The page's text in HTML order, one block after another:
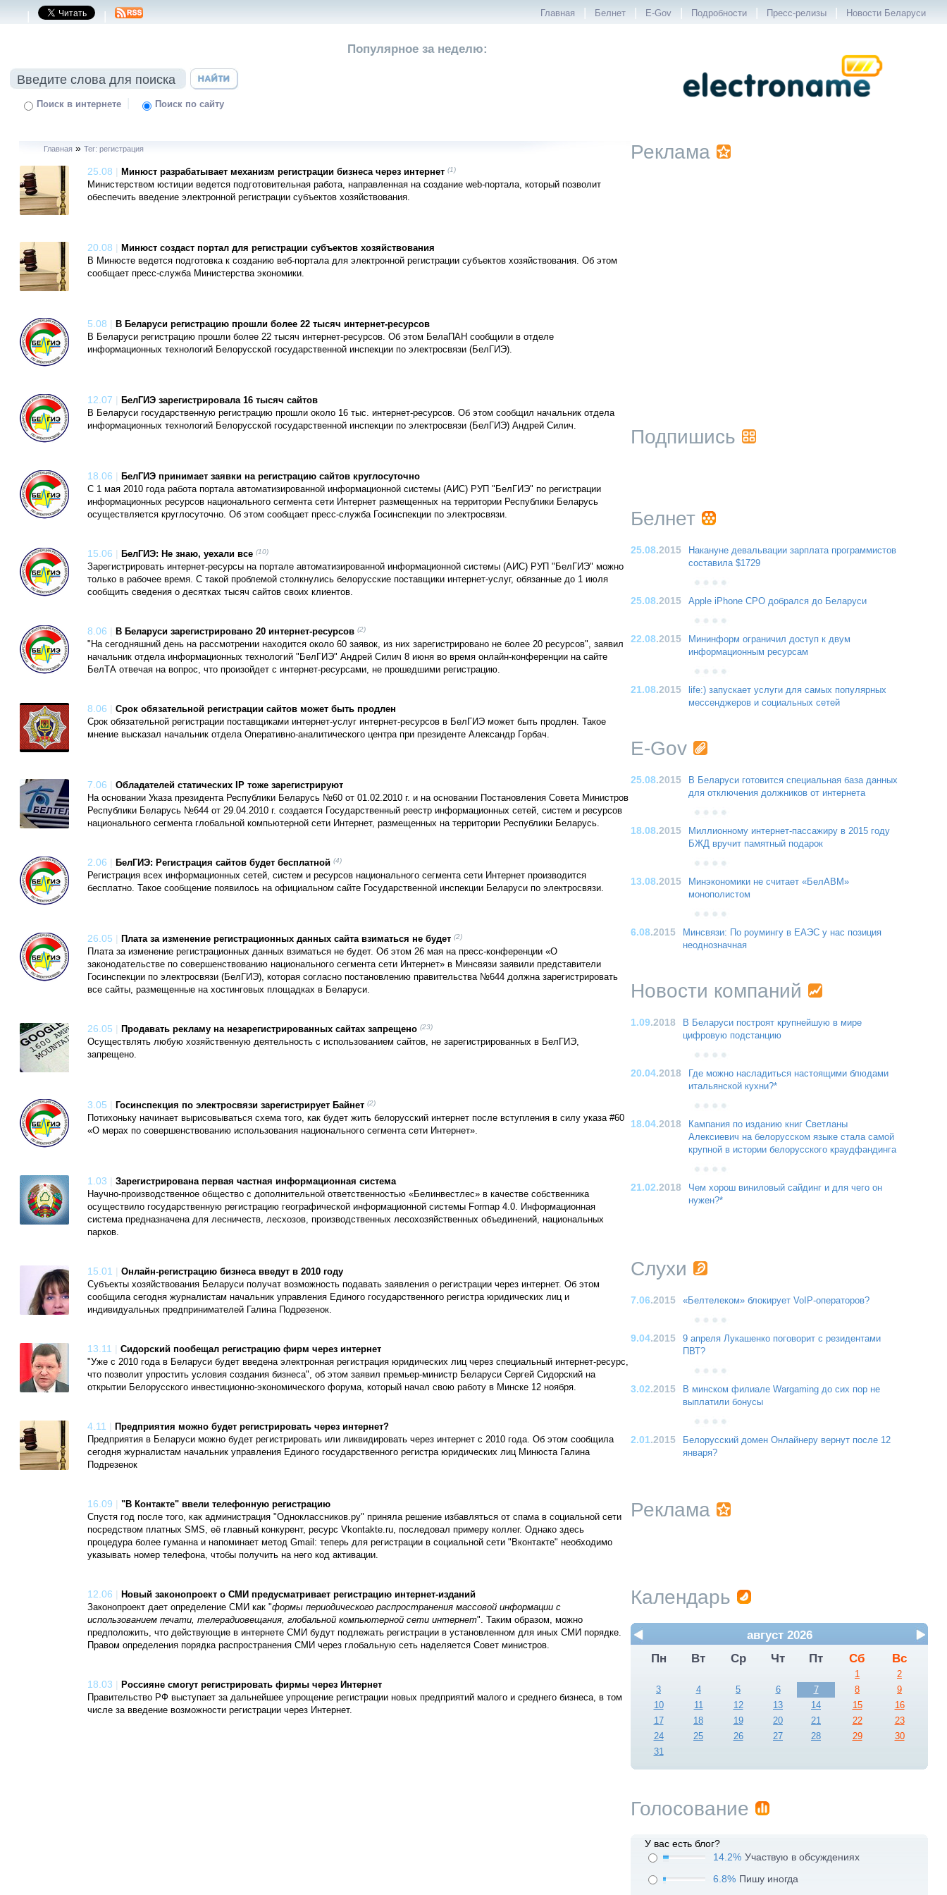
| | Главная | Белнет | E-Gov | Подробности | Пресс-релизы | Новости Беларуси
Поиск в интернете | Поиск по сайту
Популярное за неделю:
Главная » Тег: регистрация
25.08 | Минюст разрабатывает механизм регистрации бизнеса через интернет (1)
Министерством юстиции ведется подготовительная работа, направленная на создание web-портала, который позволит
обеспечить введение электронной регистрации субъектов хозяйствования.
20.08 | Минюст создаст портал для регистрации субъектов хозяйствования
В Минюсте ведется подготовка к созданию веб-портала для электронной регистрации субъектов хозяйствования. Об этом
сообщает пресс-служба Министерства экономики.
5.08 | В Беларуси регистрацию прошли более 22 тысяч интернет-ресурсов
В Беларуси регистрацию прошли более 22 тысяч интернет-ресурсов. Об этом БелаПАН сообщили в отделе
информационных технологий Белорусской государственной инспекции по электросвязи (БелГИЭ).
12.07 | БелГИЭ зарегистрировала 16 тысяч сайтов
В Беларуси государственную регистрацию прошли около 16 тыс. интернет-ресурсов. Об этом сообщил начальник отдела
информационных технологий Белорусской государственной инспекции по электросвязи (БелГИЭ) Андрей Силич.
18.06 | БелГИЭ принимает заявки на регистрацию сайтов круглосуточно
С 1 мая 2010 года работа портала автоматизированной информационной системы (АИС) РУП "БелГИЭ" по регистрации
информационных ресурсов национального сегмента сети Интернет размещенных на территории Республики Беларусь
осуществляется круглосуточно. Об этом сообщает пресс-служба Госинспекции по электросвязи.
15.06 | БелГИЭ: Не знаю, уехали все (10)
Зарегистрировать интернет-ресурсы на портале автоматизированной информационной системы (АИС) РУП "БелГИЭ" можно
только в рабочее время. С такой проблемой столкнулись белорусские поставщики интернет-услуг, обязанные до 1 июля
сообщить сведения о десятках тысяч сайтов своих клиентов.
8.06 | В Беларуси зарегистрировано 20 интернет-ресурсов (2)
"На сегодняшний день на рассмотрении находится около 60 заявок, из них зарегистрировано не более 20 ресурсов", заявил
начальник отдела информационных технологий "БелГИЭ" Андрей Силич 8 июня во время онлайн-конференции на сайте
БелТА отвечая на вопрос, что произойдет с интернет-ресурсами, не прошедшими регистрацию.
8.06 | Срок обязательной регистрации сайтов может быть продлен
Срок обязательной регистрации поставщиками интернет-услуг интернет-ресурсов в БелГИЭ может быть продлен. Такое
мнение высказал начальник отдела Оперативно-аналитического центра при президенте Александр Горбач.
7.06 | Обладателей статических IP тоже зарегистрируют
На основании Указа президента Республики Беларусь №60 от 01.02.2010 г. и на основании Постановления Совета Министров
Республики Беларусь №644 от 29.04.2010 г. создается Государственный реестр информационных сетей, систем и ресурсов
национального сегмента глобальной компьютерной сети Интернет, размещенных на территории Республики Беларусь.
2.06 | БелГИЭ: Регистрация сайтов будет бесплатной (4)
Регистрация всех информационных сетей, систем и ресурсов национального сегмента сети Интернет производится
бесплатно. Такое сообщение появилось на официальном сайте Государственной инспекции Беларуси по электросвязи.
26.05 | Плата за изменение регистрационных данных сайта взиматься не будет (2)
Плата за изменение регистрационных данных взиматься не будет. Об этом 26 мая на пресс-конференции «О
законодательстве по совершенствованию национального сегмента сети Интернет» в Минсвязи заявили представители
Госинспекции по электросвязи (БелГИЭ), которая согласно постановлению правительства №644 должна зарегистрировать
все сайты, размещенные на хостинговых площадках в Беларуси.
26.05 | Продавать рекламу на незарегистрированных сайтах запрещено (23)
Осуществлять любую хозяйственную деятельность с использованием сайтов, не зарегистрированных в БелГИЭ,
запрещено.
3.05 | Госинспекция по электросвязи зарегистрирует Байнет (2)
Потихоньку начинает вырисовываться схема того, как будет жить белорусский интернет после вступления в силу указа #60
«О мерах по совершенствованию использования национального сегмента сети Интернет».
1.03 | Зарегистрирована первая частная информационная система
Научно-производственное общество с дополнительной ответственностью «Белинвестлес» в качестве собственника
осуществило государственную регистрацию географической информационной системы Formap 4.0. Информационная
система предназначена для лесничеств, лесхозов, производственных лесохозяйственных объединений, национальных
парков.
15.01 | Онлайн-регистрацию бизнеса введут в 2010 году
Субъекты хозяйствования Беларуси получат возможность подавать заявления о регистрации через интернет. Об этом
сообщила сегодня журналистам начальник управления Единого государственного регистра юридических лиц и
индивидуальных предпринимателей Галина Подрезенок.
13.11 | Сидорский пообещал регистрацию фирм через интернет
"Уже с 2010 года в Беларуси будет введена электронная регистрация юридических лиц через специальный интернет-ресурс,
что позволит упростить условия создания бизнеса", об этом заявил премьер-министр Беларуси Сергей Сидорский на
открытии Белорусского инвестиционно-экономического форума, который начал свою работу в Минске 12 ноября.
4.11 | Предприятия можно будет регистрировать через интернет?
Предприятия в Беларуси можно будет регистрировать или ликвидировать через интернет с 2010 года. Об этом сообщила
сегодня журналистам начальник управления Единого государственного регистра юридических лиц Минюста Галина
Подрезенок
16.09 | "В Контакте" ввели телефонную регистрацию
Спустя год после того, как администрация "Одноклассников.ру" приняла решение избавляться от спама в социальной сети
посредством платных SMS, её главный конкурент, ресурс Vkontakte.ru, последовал примеру коллег. Однако здесь
процедура более гуманна и напоминает метод Gmail: теперь для регистрации в социальной сети "Вконтакте" необходимо
указывать номер телефона, чтобы получить на него код активации.
12.06 | Новый законопроект о СМИ предусматривает регистрацию интернет-изданий
Законопроект дает определение СМИ как "формы периодического распространения массовой информации с
использованием печати, телерадиовещания, глобальной компьютерной сети интернет". Таким образом, можно
предположить, что действующие в интернете СМИ будут подлежать регистрации в установленном для иных СМИ порядке.
Правом определения порядка распространения СМИ через глобальную сеть наделяется Совет министров.
18.03 | Россияне смогут регистрировать фирмы через Интернет
Правительство РФ выступает за дальнейшее упрощение регистрации новых предприятий малого и среднего бизнеса, в том
числе за введение возможности регистрации через Интернет.
Реклама
Подпишись
Белнет
25.08.2015
Накануне девальвации зарплата программистов
составила $1729
25.08.2015 Apple iPhone CPO добрался до Беларуси
22.08.2015
Мининформ ограничил доступ к двум
информационным ресурсам
21.08.2015
life:) запускает услуги для самых популярных
мессенджеров и социальных сетей
E-Gov
25.08.2015
В Беларуси готовится специальная база данных
для отключения должников от интернета
18.08.2015
Миллионному интернет-пассажиру в 2015 году
БЖД вручит памятный подарок
13.08.2015
Минэкономики не считает «БелАВМ»
монополистом
6.08.2015
Минсвязи: По роумингу в ЕАЭС у нас позиция
неоднозначная
Новости компаний
1.09.2018
В Беларуси построят крупнейшую в мире
цифровую подстанцию
20.04.2018
Где можно насладиться настоящими блюдами
итальянской кухни?*
18.04.2018
Кампания по изданию книг Светланы
Алексиевич на белорусском языке стала самой
крупной в истории белорусского краудфандинга
21.02.2018
Чем хорош виниловый сайдинг и для чего он
нужен?*
Слухи
7.06.2015 «Белтелеком» блокирует VoIP-операторов?
9.04.2015
9 апреля Лукашенко поговорит с резидентами
ПВТ?
3.02.2015
В минском филиале Wargaming до сих пор не
выплатили бонусы
2.01.2015
Белорусский домен Онлайнеру вернут после 12
января?
Реклама
Календарь
август 2026
Пн
Вт Ср Чт Пт Сб Вс
1
2
3
4 5 6 7 8
9
10
11 12 13 14 15
16
17
18 19 20 21 22
23
24
25 26 27 28 29
30
31
Голосование
У вас есть блог?
14.2% Участвую в обсуждениях
6.8% Пишу иногда